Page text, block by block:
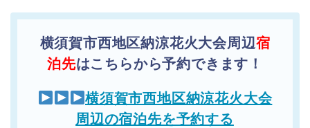
横須賀市西地区納涼花火大会周辺宿
泊先はこちらから予約できます！
横須賀市西地区納涼花火大会
周辺の宿泊先を予約する